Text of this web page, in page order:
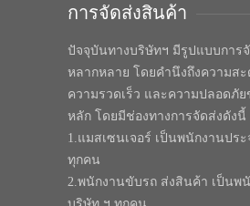
การจัดส่งสินค้า
ปัจจุบันทางบริษัทฯ มีรูปแบบการ
หลากหลาย โดยคำนึงถึงความส
ความรวดเร็ว และความปลอดภั
หลัก โดยมีช่องทางการจัดส่งดังนี้
1.แมสเซนเจอร์ เป็นพนักงานปร
ทุกคน
2.พนักงานขับรถ ส่งสินค้า เป็นพ